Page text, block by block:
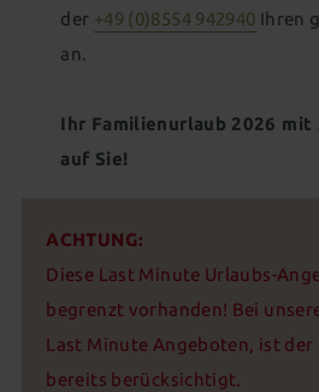
Wohnen als Familie Animation
Outdoor Erlebniswelt
Familienurlaub in Süddeutschland
Familienangebote
Peelings, Packungen & Bäder
Wellness für Tagesgäste
Wellnessangebote
der +49 (0)8554 942940 Ihren
an.
Ihr Familienurlaub 2026
auf Sie!
ACHTUNG:
Diese Last Minute Urlaubs-
begrenzt vorhanden! Bei
Last Minute Angeboten, ist der
bereits berücksichtigt.